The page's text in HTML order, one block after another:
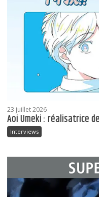
23 juillet 2026
Aoi Umeki : réalisatrice
Interviews